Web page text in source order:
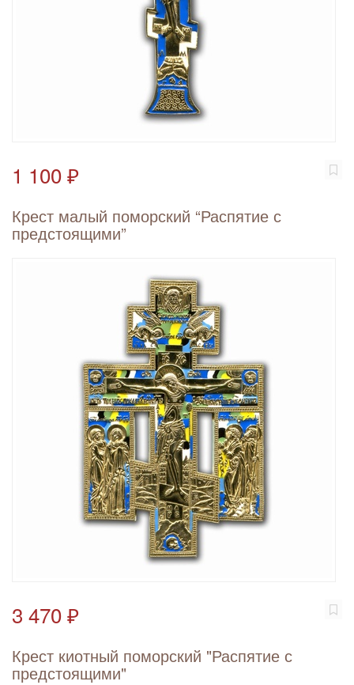
1 100 ₽
Крест малый поморский “Распятие с
предстоящими”
3 470 ₽
Крест киотный поморский "Распятие с
предстоящими"